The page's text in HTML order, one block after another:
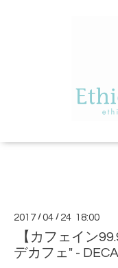
2017 /04 / 24 18:00
【カフェイン
デカフェ" -